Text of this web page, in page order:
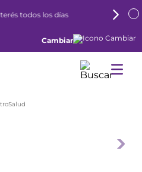
todos los días
Cambiar